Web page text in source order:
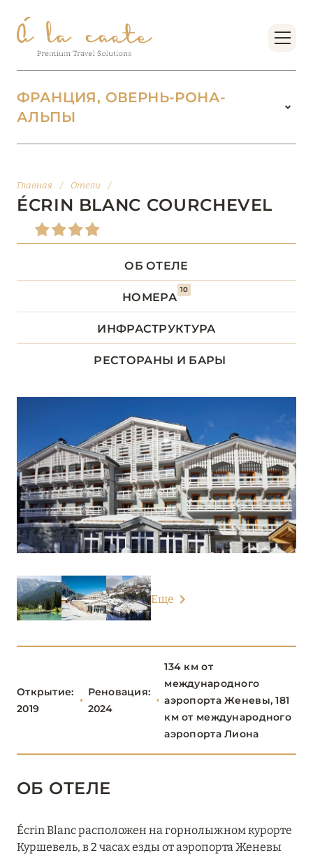
ФРАНЦИЯ, ОВЕРНЬ-РОНА-
АЛЬПЫ
БОРДО (НОВАЯ
АКВИТАНИЯ)
БРЕТАНЬ
БУРГУНДИЯ 2
ДОЛИНА ЛУАРЫ 8
ИЛЬ-ДЕ-ФРАНС
КОРСИКА 2
ЛАЗУРНЫЙ БЕРЕГ
НОРМАНДИЯ 6
О-ДЕ-ФРАНС 3
ОВЕРНЬ-РОНА-АЛЬПЫ 78
Airelles Val d'Isère
Alpes Hôtel du Pralong
Altapura
Chalet Alice, Chalet Noémie (Les Chalets du Mont
Chalet Timeless (Le Strato)
Cheval Blanc Courchevel
Crystal Hôtel Courchevel 1850
Главная / Отели /
ÉCRIN BLANC COURCHEVEL
ОБ ОТЕЛЕ
НОМЕРА
10
ИНФРАСТРУКТУРА
РЕСТОРАНЫ И БАРЫ
Еще
Открытие:
2019
Реновация:
2024
134 км от
международного
аэропорта Женевы, 181
км от международного
аэропорта Лиона
ОБ ОТЕЛЕ
Écrin Blanc расположен на горнолыжном курорте
Куршевель, в 2 часах езды от аэропорта Женевы